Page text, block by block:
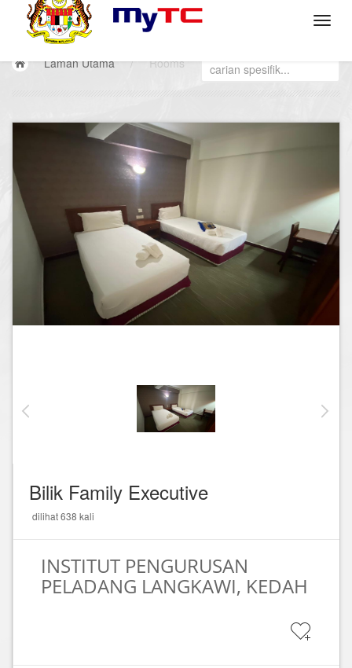
Laman Utama / Rooms
Bilik Family Executive
dilihat 638 kali
INSTITUT PENGURUSAN
PELADANG LANGKAWI, KEDAH